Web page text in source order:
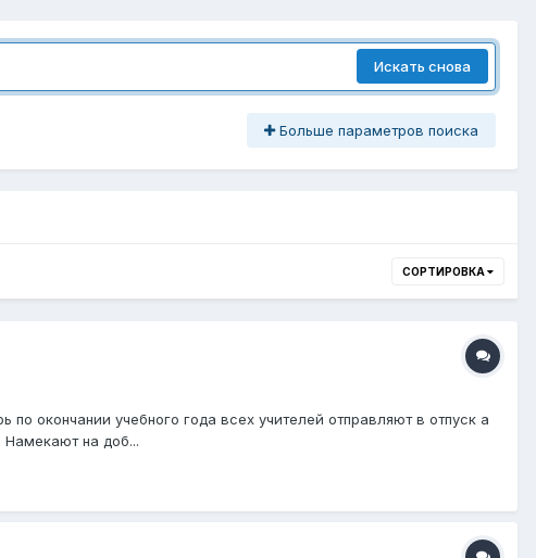
Искать снова
Больше параметров поиска
СОРТИРОВКА
окончании учебного года всех учителей отправляют в отпуск а
Намекают на доб...